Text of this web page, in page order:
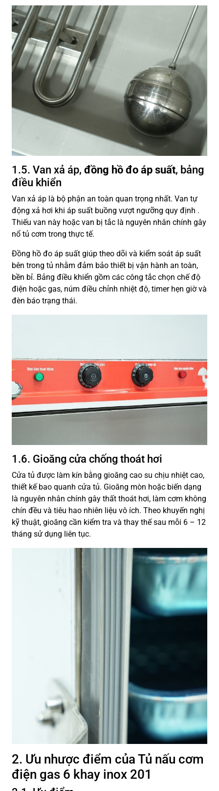
1.5. Van xả áp, đồng hồ đo áp suất, bảng
điều khiển
Van xả áp là bộ phận an toàn quan trọng nhất. Van tự
động xả hơi khi áp suất buồng vượt ngưỡng quy định .
Thiếu van này hoặc van bị tắc là nguyên nhân chính gây
nổ tủ cơm trong thực tế.
Đồng hồ đo áp suất giúp theo dõi và kiểm soát áp suất
bên trong tủ nhằm đảm bảo thiết bị vận hành an toàn,
bền bỉ. Bảng điều khiển gồm các công tắc chọn chế độ
điện hoặc gas, núm điều chỉnh nhiệt độ, timer hẹn giờ và
đèn báo trạng thái.
1.6. Gioăng cửa chống thoát hơi
Cửa tủ được làm kín bằng gioăng cao su chịu nhiệt cao,
thiết kế bao quanh cửa tủ. Gioăng mòn hoặc biến dạng
là nguyên nhân chính gây thất thoát hơi, làm cơm không
chín đều và tiêu hao nhiên liệu vô ích. Theo khuyến nghị
kỹ thuật, gioăng cần kiểm tra và thay thế sau mỗi 6 – 12
tháng sử dụng liên tục.
2. Ưu nhược điểm của Tủ nấu cơm
điện gas 6 khay inox 201